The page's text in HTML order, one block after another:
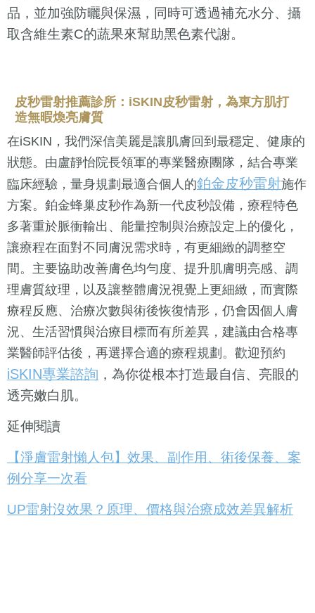
品，並加強防曬與保濕，同時可透過補充水分、攝
取含維生素C的蔬果來幫助黑色素代謝。
皮秒雷射推薦診所：iSKIN皮秒雷射，為東方肌打
造無暇煥亮膚質
在iSKIN，我們深信美麗是讓肌膚回到最穩定、健康的
狀態。由盧靜怡院長領軍的專業醫療團隊，結合專業
臨床經驗，量身規劃最適合個人的鉑金皮秒雷射施作
方案。鉑金蜂巢皮秒作為新一代皮秒設備，療程特色
多著重於脈衝輸出、能量控制與治療設定上的優化，
讓療程在面對不同膚況需求時，有更細緻的調整空
間。主要協助改善膚色均勻度、提升肌膚明亮感、調
理膚質紋理，以及讓整體膚況視覺上更細緻，而實際
療程反應、治療次數與術後恢復情形，仍會因個人膚
況、生活習慣與治療目標而有所差異，建議由合格專
業醫師評估後，再選擇合適的療程規劃。歡迎預約
iSKIN專業諮詢 ，為你從根本打造最自信、亮眼的
透亮嫩白肌。
延伸閱讀
【淨膚雷射懶人包】效果、副作用、術後保養、案
例分享一次看
UP雷射沒效果？原理、價格與治療成效差異解析